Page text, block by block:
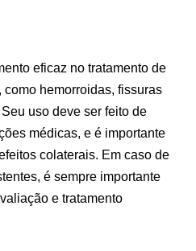
eficaz no tratamento de
hemorroidas, fissuras
uso deve ser feito de
médicas, e é importante
colaterais. Em caso de
é sempre importante
e tratamento